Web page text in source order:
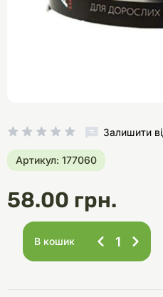
Залишити
Артикул: 177060
58.00 грн.
В кошик